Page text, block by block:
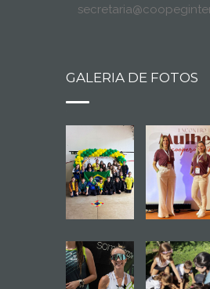
GALERIA DE FOTOS